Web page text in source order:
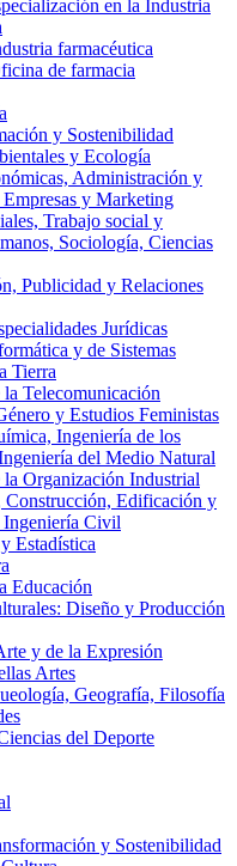
en la Industria
farmacéutica
de farmacia
y Sostenibilidad
y Ecología
Administración y
y Marketing
Trabajo social y
Sociología, Ciencias
Publicidad y Relaciones
Jurídicas
y de Sistemas
Tierra
Telecomunicación
y Estudios Feministas
Ingeniería de los
del Medio Natural
la Organización Industrial
Construcción, Edificación y
Civil
Estadística
Educación
Diseño y Producción
y de la Expresión
Artes
Geografía, Filosofía
del Deporte
y Sostenibilidad